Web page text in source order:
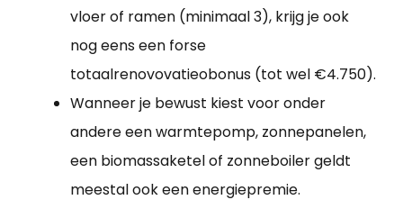
vloer of ramen (minimaal 3), krijg je ook
nog eens een forse
totaalrenovovatieobonus (tot wel €4.750).
Wanneer je bewust kiest voor onder
andere een warmtepomp, zonnepanelen,
een biomassaketel of zonneboiler geldt
meestal ook een energiepremie.